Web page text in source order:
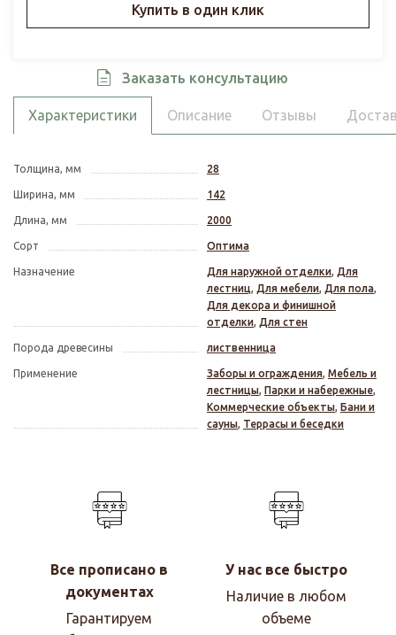
Купить в один клик
Заказать консультацию
Характеристики Описание Отзывы
Толщина, мм 28
Ширина, мм 142
Длина, мм 2000
Сорт Оптима
Назначение Для наружной отделки, Для
лестниц, Для мебели, Для пола,
Для декора и финишной
отделки, Для стен
Порода древесины лиственница
Применение Заборы и ограждения, Мебель и
лестницы, Парки и набережные,
Коммерческие объекты, Бани и
сауны, Террасы и беседки
Все прописано в
документах
Гарантируем
У нас все быстро
Наличие в любом
объеме